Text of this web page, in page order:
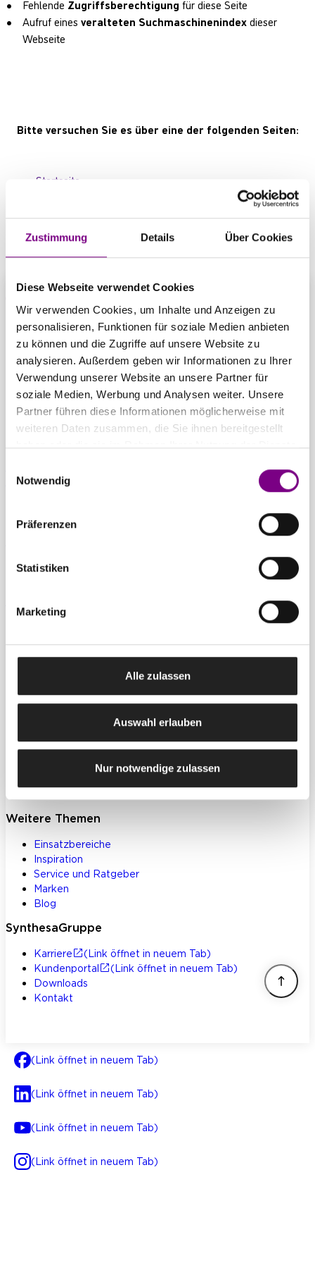
Zustimmung Details Über Cookies
Diese Webseite verwendet Cookies
Wir verwenden Cookies, um Inhalte und Anzeigen zu
personalisieren, Funktionen für soziale Medien anbieten
zu können und die Zugriffe auf unsere Website zu
analysieren. Außerdem geben wir Informationen zu Ihrer
Verwendung unserer Website an unsere Partner für
soziale Medien, Werbung und Analysen weiter. Unsere
Partner führen diese Informationen möglicherweise mit
weiteren Daten zusammen, die Sie ihnen bereitgestellt
haben oder die sie im Rahmen Ihrer Nutzung der Dienste
Notwendig
Präferenzen
Statistiken
Marketing
Alle zulassen
Auswahl erlauben
Nur notwendige zulassen
Fehlende Zugriffsberechtigung für diese Seite
Aufruf eines veralteten Suchmaschinenindexdieser
Webseite
Bitte versuchen Sie es über eine der folgenden Seiten:
Startseite
THE POWER
OF SURFACE.
Caparol Farbenshops und Farbencenter in
deiner Nähe
Alle wichtigen Unterlagen an einem Ort
Farben, Lacke & Beschichtungen
Spachtelmassen & Putze
Bodenbeschichtungen
Betoninstandsetzung
Weitere Themen
Einsatzbereiche
Inspiration
Service und Ratgeber
Marken
Blog
SynthesaGruppe
Karriere
(Link öffnet in neuem Tab)
Kundenportal
(Link öffnet in neuem Tab)
Downloads
Kontakt
(Link öffnet in neuem Tab)
(Link öffnet in neuem Tab)
(Link öffnet in neuem Tab)
(Link öffnet in neuem Tab)